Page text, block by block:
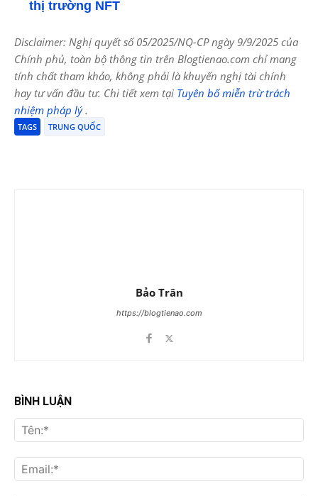
thị trường NFT
Disclaimer: Nghị quyết số 05/2025/NQ-CP ngày 9/9/2025 của
Chính phủ, toàn bộ thông tin trên Blogtienao.com chỉ mang
tính chất tham khảo, không phải là khuyến nghị tài chính
hay tư vấn đầu tư. Chi tiết xem tại Tuyên bố miễn trừ trách
nhiệm pháp lý.
TAGS TRUNG QUỐC
Bảo Trân
https://blogtienao.com
BÌNH LUẬN